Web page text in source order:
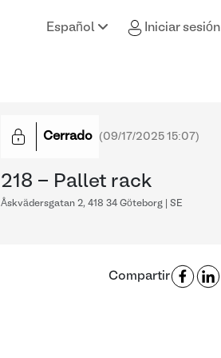
Español Iniciar sesión
Cerrado (09/17/2025 15:07)
218 - Pallet rack
Åskvädersgatan 2, 418 34 Göteborg | SE
Compartir